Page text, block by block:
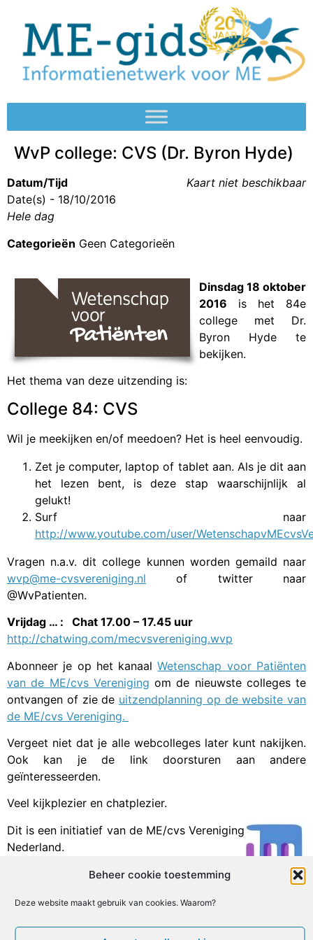
Beheer cookie toestemming
Deze website maakt gebruik van cookies. Waarom?
WvP college: CVS (Dr. Byron Hyde)
Kaart niet beschikbaar
Datum/Tijd
Date(s) - 18/10/2016
Hele dag
Categorieën Geen Categorieën
Dinsdag 18 oktober
2016 is het 84e
college met Dr.
Byron Hyde te
bekijken.
Het thema van deze uitzending is:
College 84: CVS
Wil je meekijken en/of meedoen? Het is heel eenvoudig.
Zet je computer, laptop of tablet aan. Als je dit aan
het lezen bent, is deze stap waarschijnlijk al
gelukt!
Surf naar
http://www.youtube.com/user/
Vragen n.a.v. dit college kunnen worden gemaild naar
wvp@me-cvsvereniging.nl of twitter naar
@WvPatienten.
Vrijdag … : Chat 17.00 – 17.45 uur
http://chatwing.com/mecvsvereniging.wvp
Abonneer je op het kanaalWetenschap voor Patiënten
van de ME/cvs Vereniging om de nieuwste colleges te
ontvangen of zie de uitzendplanning op de website van
de ME/cvs Vereniging.
Vergeet niet dat je alle webcolleges later kunt nakijken.
Ook kan je de link doorsturen aan andere
geïnteresseerden.
Veel kijkplezier en chatplezier.
Dit is een initiatief van de ME/cvs Vereniging
Nederland.
Geef een reactie